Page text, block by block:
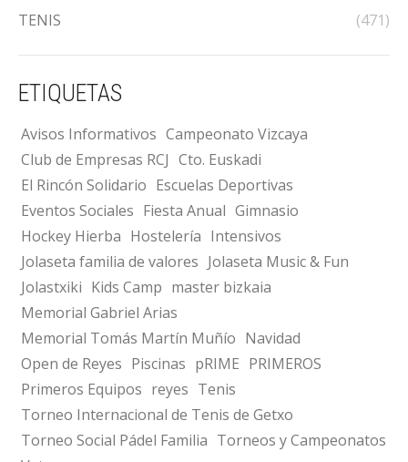
TENIS
(471)
ETIQUETAS
Avisos Informativos Campeonato Vizcaya
Club de Empresas RCJ Cto. Euskadi
El Rincón Solidario Escuelas Deportivas
Eventos Sociales Fiesta Anual Gimnasio
Hockey Hierba Hostelería Intensivos
Jolaseta familia de valores Jolaseta Music & Fun
Jolastxiki Kids Camp master bizkaia
Memorial Gabriel Arias
Memorial Tomás Martín Muñío Navidad
Open de Reyes Piscinas pRIME PRIMEROS
Primeros Equipos reyes Tenis
Torneo Internacional de Tenis de Getxo
Torneo Social Pádel Familia Torneos y Campeonatos